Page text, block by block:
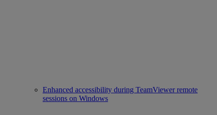
Enhanced accessibility during TeamViewer remote
sessions on Windows